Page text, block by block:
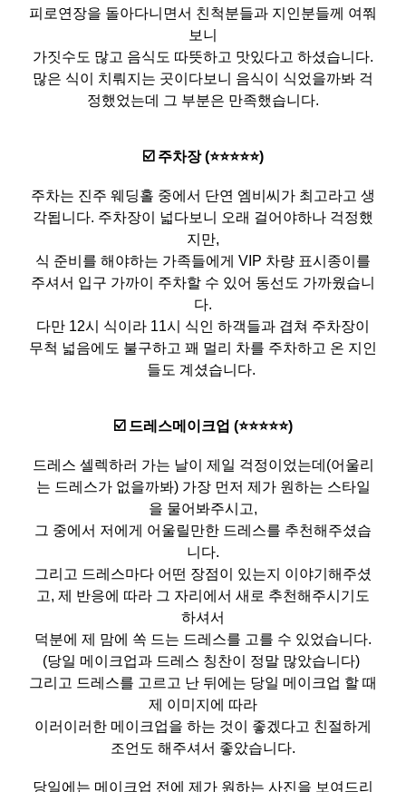
피로연장을 돌아다니면서 친척분들과 지인분들께 여쭤
보니
가짓수도 많고 음식도 따뜻하고 맛있다고 하셨습니다.
많은 식이 치뤄지는 곳이다보니 음식이 식었을까봐 걱
정했었는데 그 부분은 만족했습니다.
☑️ 주차장 (⭐️⭐️⭐️⭐️⭐️)
주차는 진주 웨딩홀 중에서 단연 엠비씨가 최고라고 생
각됩니다. 주차장이 넓다보니 오래 걸어야하나 걱정했
지만,
식 준비를 해야하는 가족들에게 VIP 차량 표시종이를
주셔서 입구 가까이 주차할 수 있어 동선도 가까웠습니
다.
다만 12시 식이라 11시 식인 하객들과 겹쳐 주차장이
무척 넓음에도 불구하고 꽤 멀리 차를 주차하고 온 지인
들도 계셨습니다.
☑️ 드레스메이크업 (⭐️⭐️⭐️⭐️⭐️)
드레스 셀렉하러 가는 날이 제일 걱정이었는데(어울리
는 드레스가 없을까봐) 가장 먼저 제가 원하는 스타일
을 물어봐주시고,
그 중에서 저에게 어울릴만한 드레스를 추천해주셨습
니다.
그리고 드레스마다 어떤 장점이 있는지 이야기해주셨
고, 제 반응에 따라 그 자리에서 새로 추천해주시기도
하셔서
덕분에 제 맘에 쏙 드는 드레스를 고를 수 있었습니다.
(당일 메이크업과 드레스 칭찬이 정말 많았습니다)
그리고 드레스를 고르고 난 뒤에는 당일 메이크업 할 때
제 이미지에 따라
이러이러한 메이크업을 하는 것이 좋겠다고 친절하게
조언도 해주셔서 좋았습니다.
당일에는 메이크업 전에 제가 원하는 사진을 보여드리